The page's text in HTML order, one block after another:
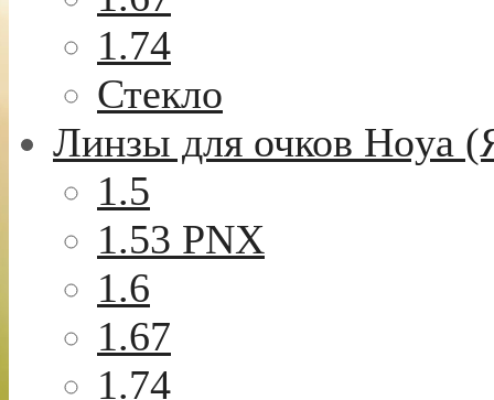
1.74
Стекло
Линзы для очков Hoya
1.5
1.53 PNX
1.6
1.67
1.74